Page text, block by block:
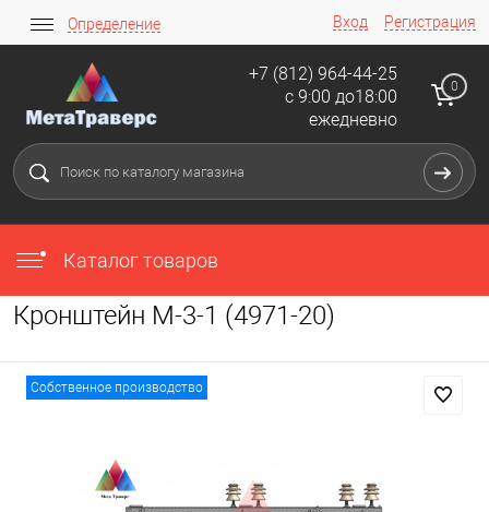
Вход Регистрация
Определение
+7 (812) 964-44-25
с 9:00 до18:00
ежедневно
0
Каталог товаров
Кронштейн М-3-1 (4971-20)
Собственное производство